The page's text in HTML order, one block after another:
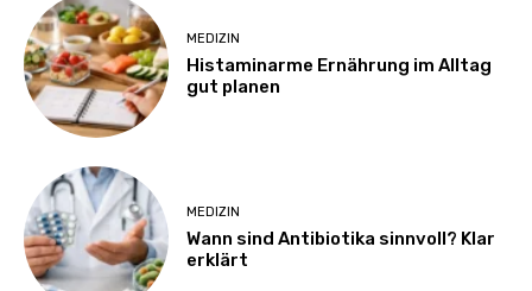
MEDIZIN
Histaminarme Ernährung im Alltag
gut planen
MEDIZIN
Wann sind Antibiotika sinnvoll? Klar
erklärt